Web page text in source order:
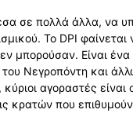
σε πολλά άλλα, να
Το DPI
μπορούσαν. Είναι
του Νεγροπόντη και
αγοραστές
κρατών που